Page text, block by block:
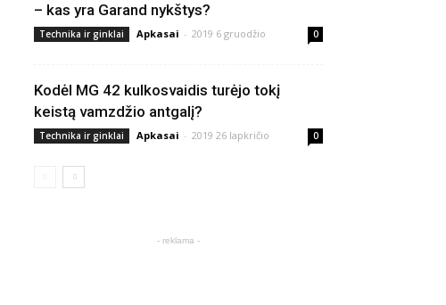
– kas yra Garand nykštys?
Technika ir ginklai Apkasai - 2019 6 gruodžio 0
Kodėl MG 42 kulkosvaidis turėjo tokį
keistą vamzdžio antgalį?
Technika ir ginklai Apkasai - 2019 26 lapkričio 0
- reklama -